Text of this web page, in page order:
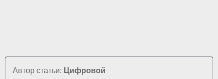
Автор статьи: Цифровой